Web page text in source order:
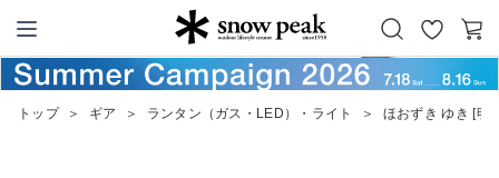
Snow Peak
お
気
に
カ
ー
トップ ＞ ギア ＞ ランタン（ガス・LED）・ライト ＞ ほおずき ゆき [明